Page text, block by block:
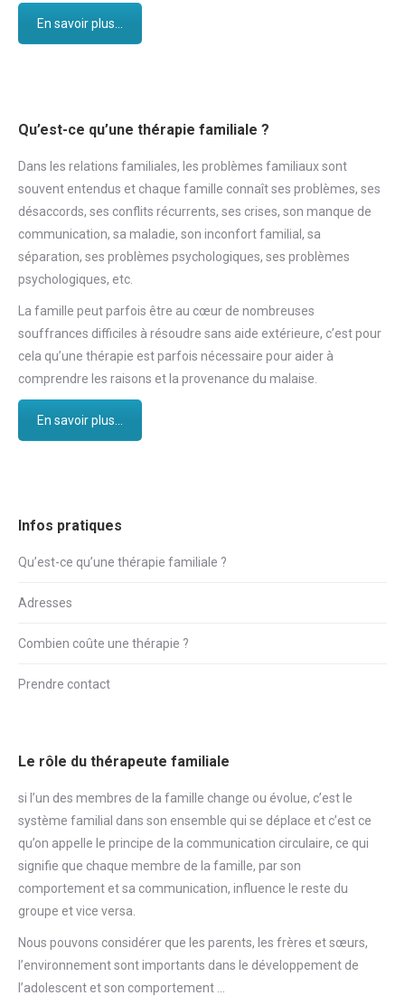
En savoir plus...
Qu’est-ce qu’une thérapie familiale ?
Dans les relations familiales, les problèmes familiaux sont
souvent entendus et chaque famille connaît ses problèmes, ses
désaccords, ses conflits récurrents, ses crises, son manque de
communication, sa maladie, son inconfort familial, sa
séparation, ses problèmes psychologiques, ses problèmes
psychologiques, etc.
La famille peut parfois être au cœur de nombreuses
souffrances difficiles à résoudre sans aide extérieure, c’est pour
cela qu’une thérapie est parfois nécessaire pour aider à
comprendre les raisons et la provenance du malaise.
En savoir plus...
Infos pratiques
Qu’est-ce qu’une thérapie familiale ?
Adresses
Combien coûte une thérapie ?
Prendre contact
Le rôle du thérapeute familiale
si l’un des membres de la famille change ou évolue, c’est le
système familial dans son ensemble qui se déplace et c’est ce
qu’on appelle le principe de la communication circulaire, ce qui
signifie que chaque membre de la famille, par son
comportement et sa communication, influence le reste du
groupe et vice versa.
Nous pouvons considérer que les parents, les frères et sœurs,
l’environnement sont importants dans le développement de
l’adolescent et son comportement …